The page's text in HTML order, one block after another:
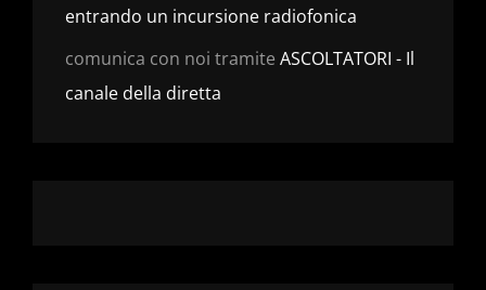
entrando un incursione radiofonica
comunica con noi tramite ASCOLTATORI - Il
canale della diretta